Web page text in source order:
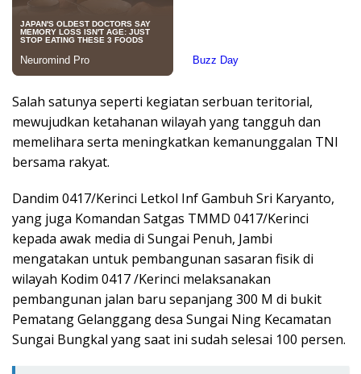
Salah satunya seperti kegiatan serbuan teritorial,
mewujudkan ketahanan wilayah yang tangguh dan
memelihara serta meningkatkan kemanunggalan TNI
bersama rakyat.
Dandim 0417/Kerinci Letkol Inf Gambuh Sri Karyanto,
yang juga Komandan Satgas TMMD 0417/Kerinci
kepada awak media di Sungai Penuh, Jambi
mengatakan untuk pembangunan sasaran fisik di
wilayah Kodim 0417 /Kerinci melaksanakan
pembangunan jalan baru sepanjang 300 M di bukit
Pematang Gelanggang desa Sungai Ning Kecamatan
Sungai Bungkal yang saat ini sudah selesai 100 persen.